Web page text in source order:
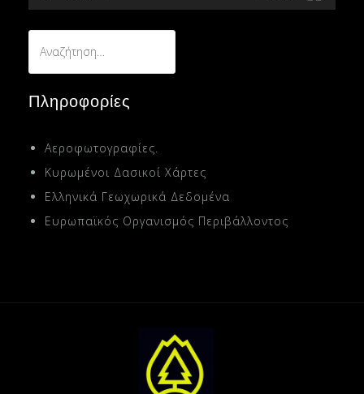
για:
Πληροφορίες
Αεροφωτογραφίες.
Κυρωμένοι Δασικοί Χάρτες
Ελληνικά Γεωχωρικά Δεδομένα
Ευρωπαϊκός Οργανισμός Περιβάλλοντος